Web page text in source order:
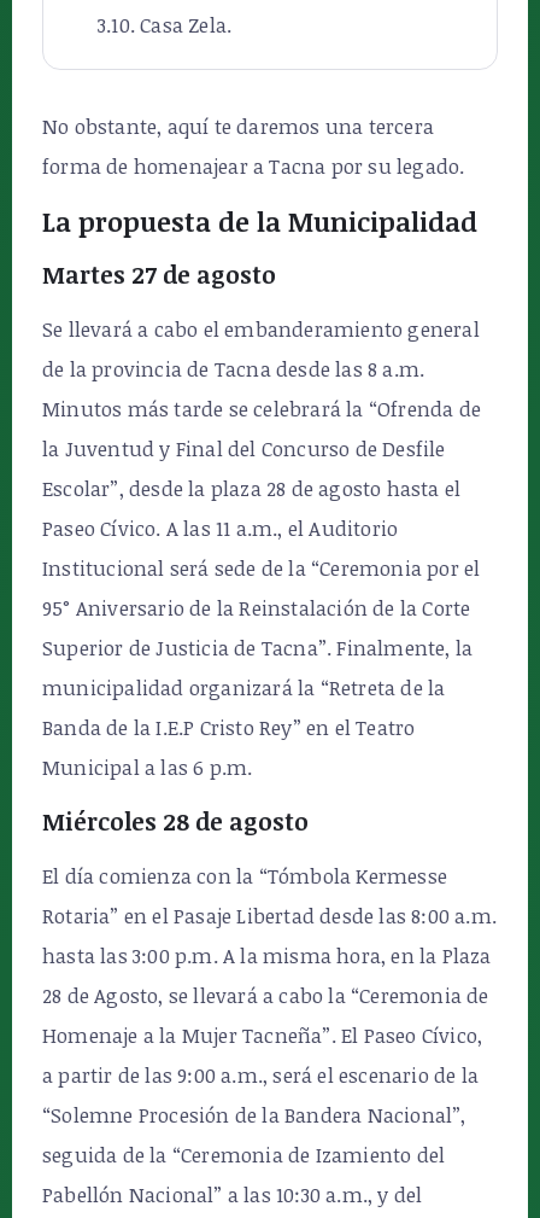
Casa Zela.
No obstante, aquí te daremos una tercera
forma de homenajear a Tacna por su legado.
La propuesta de la Municipalidad
Martes 27 de agosto
Se llevará a cabo el embanderamiento general
de la provincia de Tacna desde las 8 a.m.
Minutos más tarde se celebrará la “Ofrenda de
la Juventud y Final del Concurso de Desfile
Escolar”, desde la plaza 28 de agosto hasta el
Paseo Cívico. A las 11 a.m., el Auditorio
Institucional será sede de la “Ceremonia por el
95° Aniversario de la Reinstalación de la Corte
Superior de Justicia de Tacna”. Finalmente, la
municipalidad organizará la “Retreta de la
Banda de la I.E.P Cristo Rey” en el Teatro
Municipal a las 6 p.m.
Miércoles 28 de agosto
El día comienza con la “Tómbola Kermesse
Rotaria” en el Pasaje Libertad desde las 8:00 a.m.
hasta las 3:00 p.m. A la misma hora, en la Plaza
28 de Agosto, se llevará a cabo la “Ceremonia de
Homenaje a la Mujer Tacneña”. El Paseo Cívico,
a partir de las 9:00 a.m., será el escenario de la
“Solemne Procesión de la Bandera Nacional”,
seguida de la “Ceremonia de Izamiento del
Pabellón Nacional” a las 10:30 a.m., y del